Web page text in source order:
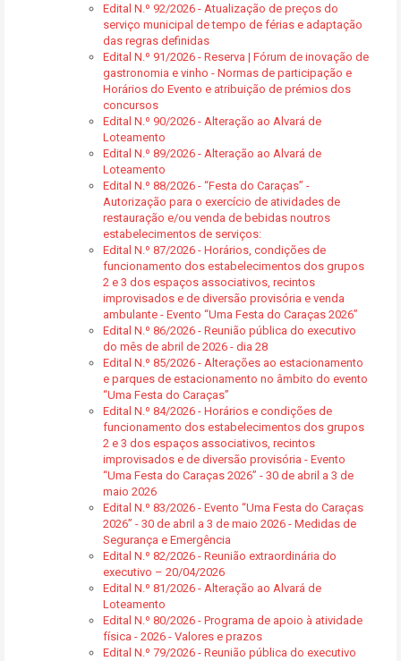
Edital N.º 92/2026 - Atualização de preços do
serviço municipal de tempo de férias e adaptação
das regras definidas
Edital N.º 91/2026 - Reserva | Fórum de inovação de
gastronomia e vinho - Normas de participação e
Horários do Evento e atribuição de prémios dos
concursos
Edital N.º 90/2026 - Alteração ao Alvará de
Loteamento
Edital N.º 89/2026 - Alteração ao Alvará de
Loteamento
Edital N.º 88/2026 - “Festa do Caraças” -
Autorização para o exercício de atividades de
restauração e/ou venda de bebidas noutros
estabelecimentos de serviços:
Edital N.º 87/2026 - Horários, condições de
funcionamento dos estabelecimentos dos grupos
2 e 3 dos espaços associativos, recintos
improvisados e de diversão provisória e venda
ambulante - Evento “Uma Festa do Caraças 2026”
Edital N.º 86/2026 - Reunião pública do executivo
do mês de abril de 2026 - dia 28
Edital N.º 85/2026 - Alterações ao estacionamento
e parques de estacionamento no âmbito do evento
“Uma Festa do Caraças”
Edital N.º 84/2026 - Horários e condições de
funcionamento dos estabelecimentos dos grupos
2 e 3 dos espaços associativos, recintos
improvisados e de diversão provisória - Evento
“Uma Festa do Caraças 2026” - 30 de abril a 3 de
maio 2026
Edital N.º 83/2026 - Evento “Uma Festa do Caraças
2026” - 30 de abril a 3 de maio 2026 - Medidas de
Segurança e Emergência
Edital N.º 82/2026 - Reunião extraordinária do
executivo – 20/04/2026
Edital N.º 81/2026 - Alteração ao Alvará de
Loteamento
Edital N.º 80/2026 - Programa de apoio à atividade
física - 2026 - Valores e prazos
Edital N.º 79/2026 - Reunião pública do executivo